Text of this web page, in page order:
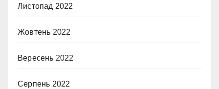
Листопад 2022
Жовтень 2022
Вересень 2022
Серпень 2022